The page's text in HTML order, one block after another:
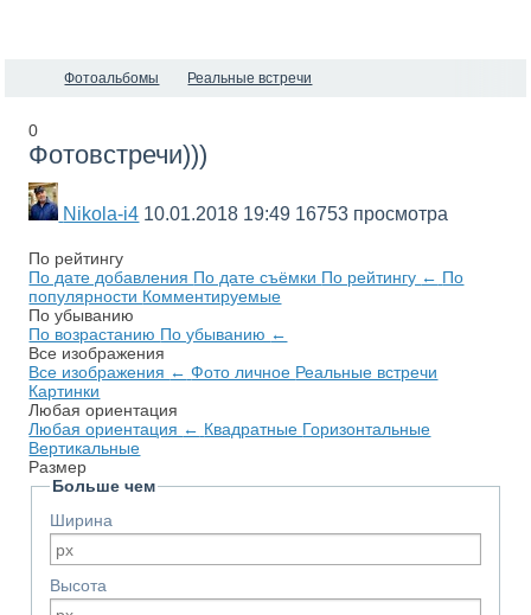
Фотоальбомы Реальные встречи
0
Фотовстречи)))
Nikola-i4 10.01.2018 19:49 16753 просмотра
По рейтингу
По дате добавления По дате съёмки По рейтингу ← По
популярности Комментируемые
По убыванию
По возрастанию По убыванию ←
Все изображения
Все изображения ← Фото личное Реальные встречи
Картинки
Любая ориентация
Любая ориентация ← Квадратные Горизонтальные
Вертикальные
Размер
Больше чем
Ширина
Высота